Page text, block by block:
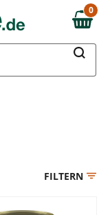
0,00 €
0
FILTERN